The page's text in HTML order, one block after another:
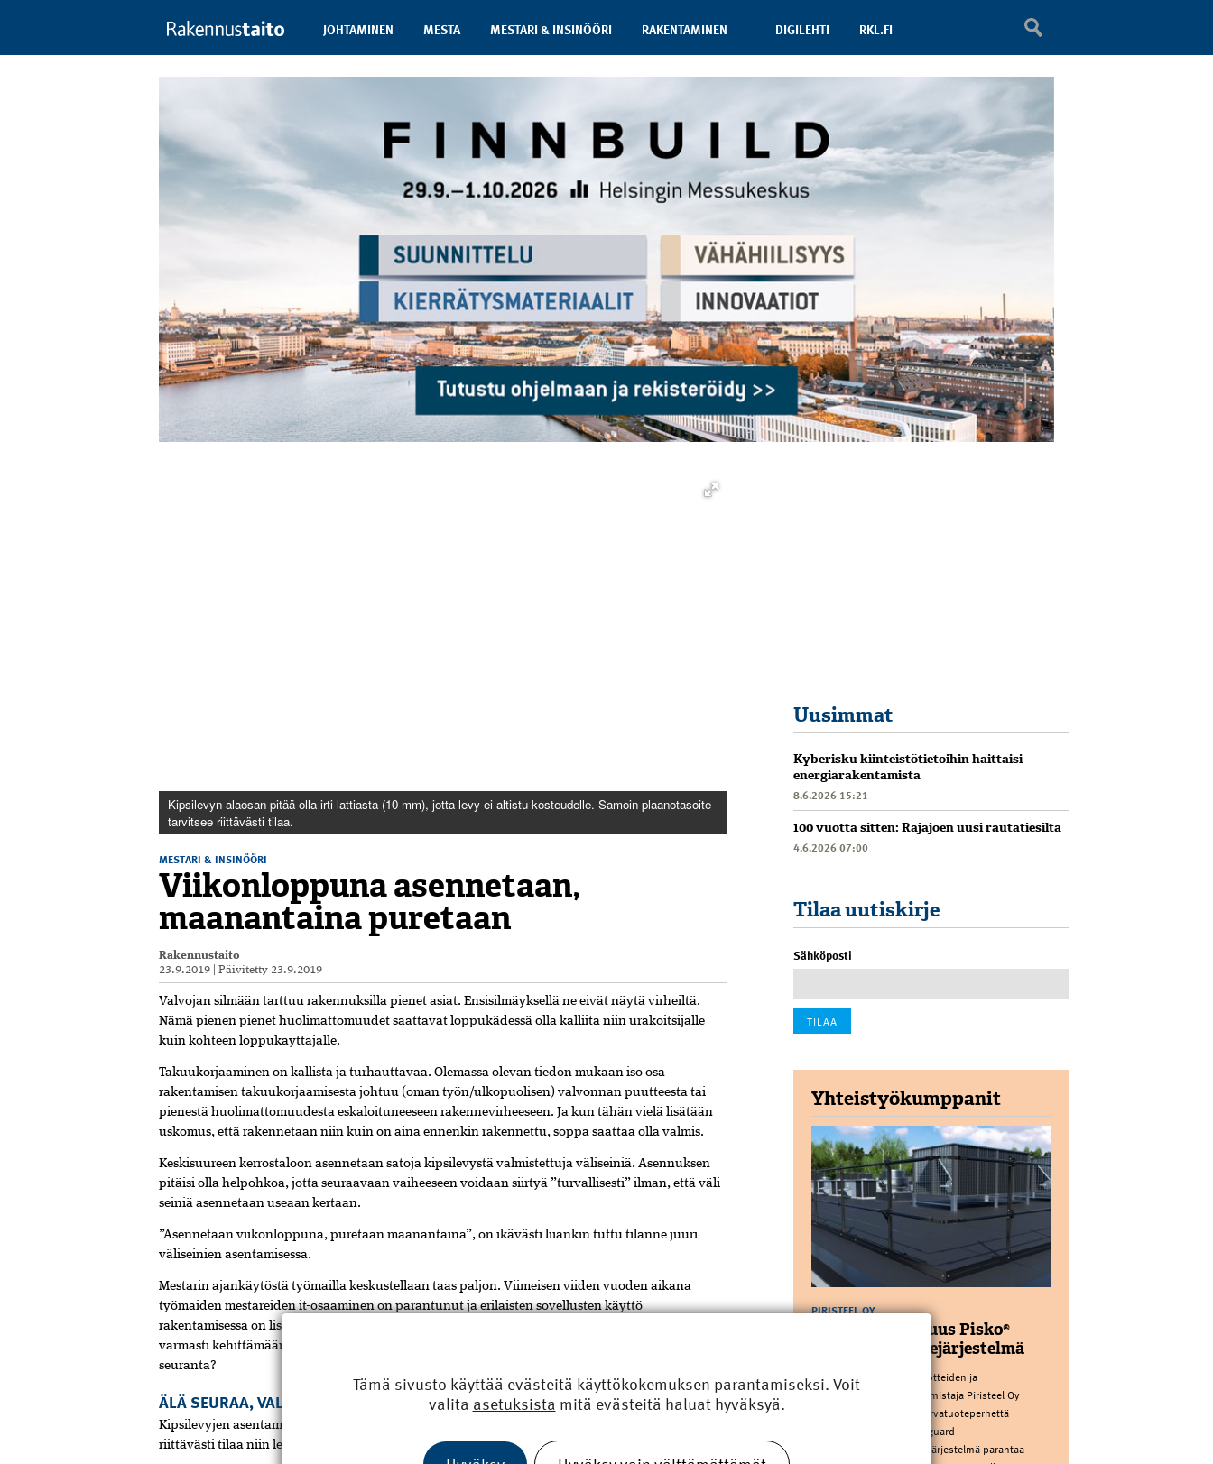
JOHTAMINEN MESTA MESTARI & INSINÖÖRI RAKENTAMINEN DIGILEHTI RKL.FI
Kipsilevyn alaosan pitää olla irti lattiasta (10 mm), jotta levy ei altistu kosteudelle. Samoin plaano­tasoite
tarvitsee riittävästi tilaa.
MESTARI & INSINÖÖRI
Viikonloppuna asennetaan,
maanantaina puretaan
Rakennustaito
23.9.2019 |Päivitetty 23.9.2019
Valvojan silmään tarttuu rakennuksilla pienet asiat. Ensisilmäyksellä ne eivät näytä virheiltä.
Nämä pienen pienet huolimattomuudet saattavat loppukädessä olla kalliita niin urakoitsijalle
kuin kohteen loppukäyttäjälle.
Takuukorjaaminen on kallista ja turhauttavaa. Olemassa olevan tiedon mukaan iso osa
rakentamisen takuukorjaamisesta johtuu (oman työn/ulkopuolisen) valvonnan puutteesta tai
pienestä huolimattomuudesta eskaloituneeseen rakenne­virheeseen. Ja kun tähän vielä lisätään
uskomus, että rakennetaan niin kuin on aina ennenkin rakennettu, soppa saattaa olla valmis.
Keskisuureen kerrostaloon asennetaan satoja kipsilevystä valmistettuja väli­seiniä. Asennuksen
pitäisi olla helpohkoa, jotta seuraavaan vaiheeseen voidaan siirtyä ”turvallisesti” ilman, että väli­
seiniä asennetaan useaan kertaan.
”Asennetaan viikonloppuna, puretaan maanantaina”, on ikävästi liiankin tuttu tilanne juuri
väliseinien asentamisessa.
Mestarin ajankäytöstä työmailla keskustellaan taas paljon. Viimeisen viiden vuoden aikana
työmaiden mestareiden it-osaaminen on parantunut ja erilaisten sovellusten käyttö
rakentamisessa on lisääntynyt räjähdysmäisesti. Teknologian avulla rakentamista kyetään
varmasti kehittämään aiempaa kustannustehokkaammaksi. Mutta miten käy työn laadun
seuranta?
ÄLÄ SEURAA, VALVO
Kipsilevyjen asentaminen on periaatteessa varsin helppoa. Asentaessa pitää muistaa vain jättää
riittävästi tilaa niin levyn ylä- ja alaosaan.
Uusimmat
Kyberisku kiinteistötietoihin haittaisi
energiarakentamista
8.6.2026 15:21
100 vuotta sitten: Rajajoen uusi rautatiesilta
4.6.2026 07:00
Tilaa uutiskirje
Sähköposti
Yhteistyökumppanit
PIRISTEEL OY
Kattoturvauutuus Pisko®
Safeguard kaidejärjestelmä
Kotimainen kattoturvatuotteiden ja
sadevesijärjestelmien valmistaja Piristeel Oy
laajentaa Pisko®-kattoturvatuoteperhettä
uutuudella: Pisko® Safeguard -
kaidejärjestelmällä. Uusi järjestelmä parantaa
Tämä sivusto käyttää evästeitä käyttökokemuksen parantamiseksi. Voit
valita asetuksista mitä evästeitä haluat hyväksyä.